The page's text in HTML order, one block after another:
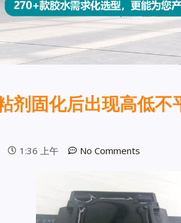
剂固化后出现高低
1:36 上午 No Comments